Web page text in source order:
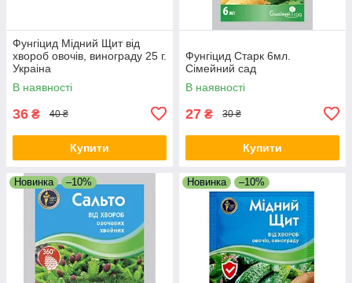
Фунгіцид Мідний Щит від
хвороб овочів, винограду 25 г.
Украіна
В наявності
36 ₴ 40 ₴
Купити
Фунгіцид Старк 6мл.
Сімейний сад
В наявності
27 ₴ 30 ₴
Купити
Новинка –10% Новинка –10%